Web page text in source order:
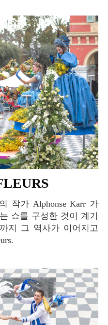
쇼를 구성한 것이 계기
지 그 역사가 이어지고